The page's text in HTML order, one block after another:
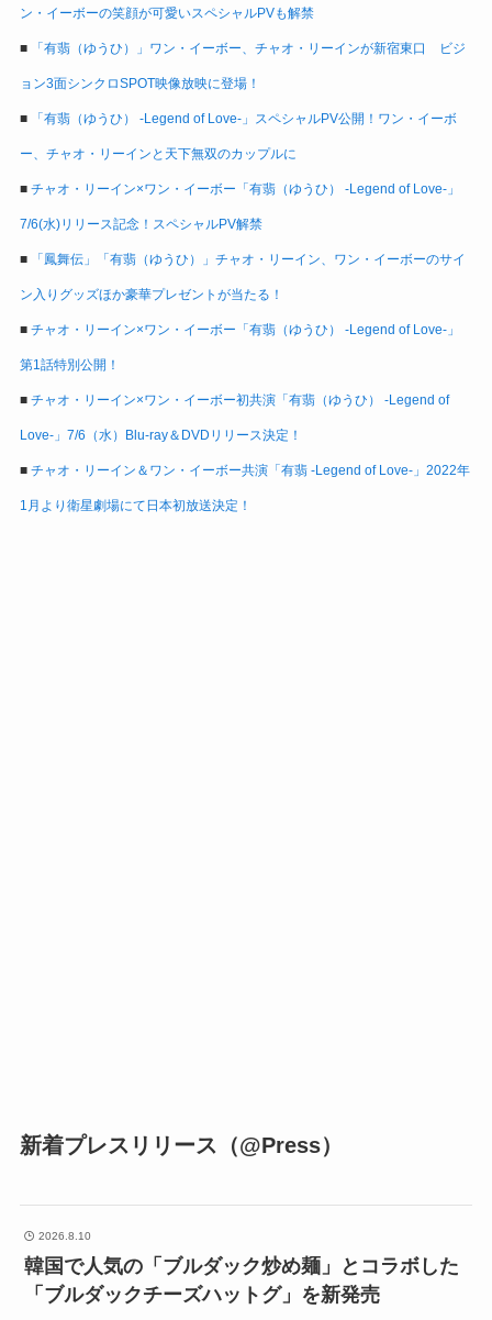
ン・イーボーの笑顔が可愛いスペシャルPVも解禁
■ 「有翡（ゆうひ）」ワン・イーボー、チャオ・リーインが新宿東口 ビジ
ョン3面シンクロSPOT映像放映に登場！
■ 「有翡（ゆうひ） -Legend of Love-」スペシャルPV公開！ワン・イーボ
ー、チャオ・リーインと天下無双のカップルに
■ チャオ・リーイン×ワン・イーボー「有翡（ゆうひ） -Legend of Love-」
7/6(水)リリース記念！スペシャルPV解禁
■ 「鳳舞伝」「有翡（ゆうひ）」チャオ・リーイン、ワン・イーボーのサイ
ン入りグッズほか豪華プレゼントが当たる！
■ チャオ・リーイン×ワン・イーボー「有翡（ゆうひ） -Legend of Love-」
第1話特別公開！
■ チャオ・リーイン×ワン・イーボー初共演「有翡（ゆうひ） -Legend of
Love-」7/6（水）Blu-ray＆DVDリリース決定！
■ チャオ・リーイン＆ワン・イーボー共演「有翡 -Legend of Love-」2022年
1月より衛星劇場にて日本初放送決定！
新着プレスリリース（@Press）
2026.8.10
韓国で人気の「ブルダック炒め麺」とコラボした
「ブルダックチーズハットグ」を新発売